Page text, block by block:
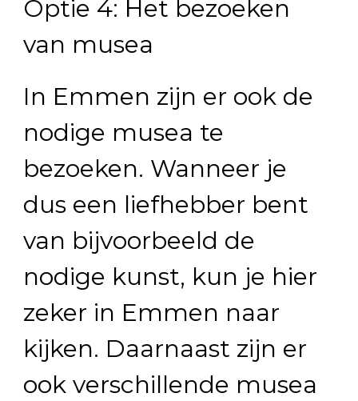
Optie 4: Het bezoeken
van musea
In Emmen zijn er ook de
nodige musea te
bezoeken. Wanneer je
dus een liefhebber bent
van bijvoorbeeld de
nodige kunst, kun je hier
zeker in Emmen naar
kijken. Daarnaast zijn er
ook verschillende musea